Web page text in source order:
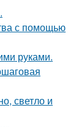
с помощью
руками.
светло и